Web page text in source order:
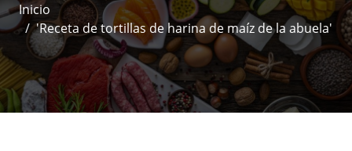
Inicio
'Receta de tortillas de harina de maíz de la abuela'